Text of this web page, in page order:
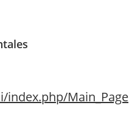
Main_Page